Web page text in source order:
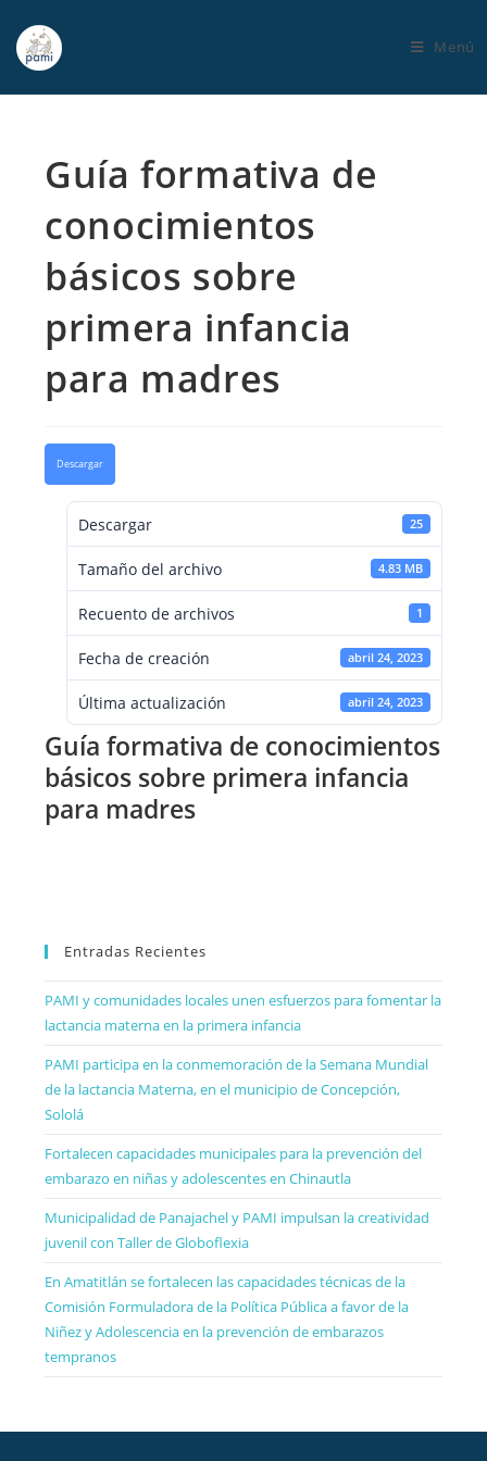
Menú
Guía formativa de
conocimientos
básicos sobre
primera infancia
para madres
Descargar
Descargar 25
Tamaño del archivo 4.83 MB
Recuento de archivos 1
Fecha de creación abril 24, 2023
Última actualización abril 24, 2023
Guía formativa de conocimientos
básicos sobre primera infancia
para madres
Entradas Recientes
PAMI y comunidades locales unen esfuerzos para fomentar la
lactancia materna en la primera infancia
PAMI participa en la conmemoración de la Semana Mundial
de la lactancia Materna, en el municipio de Concepción,
Sololá
Fortalecen capacidades municipales para la prevención del
embarazo en niñas y adolescentes en Chinautla
Municipalidad de Panajachel y PAMI impulsan la creatividad
juvenil con Taller de Globoflexia
En Amatitlán se fortalecen las capacidades técnicas de la
Comisión Formuladora de la Política Pública a favor de la
Niñez y Adolescencia en la prevención de embarazos
tempranos